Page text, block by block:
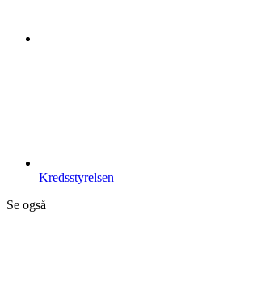
Kredsstyrelsen
Se også